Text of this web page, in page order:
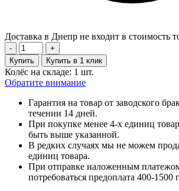
Доставка в Днепр не входит в стоимость
-
+
Купить
Купить в 1 клик
Колёс на складе: 1 шт.
Обратите внимание
Гарантия на товар от заводского
течении 14 дней.
При покупке менее 4-х единиц
быть выше указанной.
В редких случаях мы не можем
единиц товара.
При отправке наложенным
потребоваться предоплата 400-1500